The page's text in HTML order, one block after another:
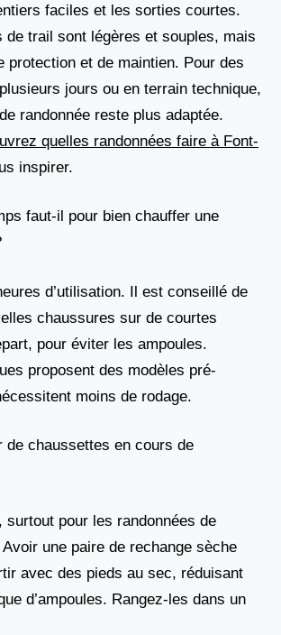
faciles et les sorties courtes.
de trail sont légères et souples, mais
protection et de maintien. Pour des
jours ou en terrain technique,
randonnée reste plus adaptée.
quelles randonnées faire à Font-
inspirer.
faut-il pour bien chauffer une
d’utilisation. Il est conseillé de
chaussures sur de courtes
pour éviter les ampoules.
proposent des modèles pré-
moins de rodage.
de chaussettes en cours de
surtout pour les randonnées de
une paire de rechange sèche
avec des pieds au sec, réduisant
d’ampoules. Rangez-les dans un